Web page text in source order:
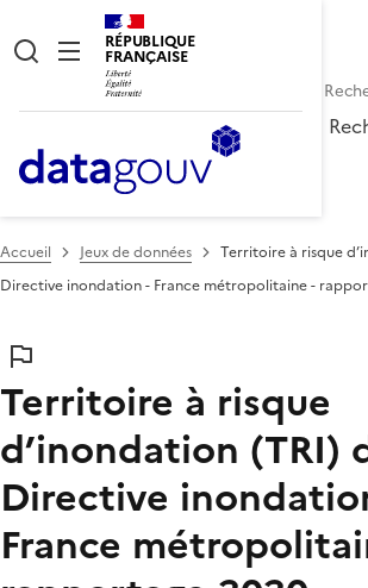
RÉPUBLIQUE
FRANÇAISE
Accueil Jeux de données
Territoire à risque
Directive inondation - France métropolitaine -
Territoire à risque
d’inondation (TRI)
Directive
France